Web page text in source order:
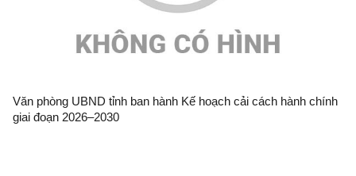
Văn phòng UBND tỉnh ban hành Kế hoạch cải cách hành chính
giai đoạn 2026–2030